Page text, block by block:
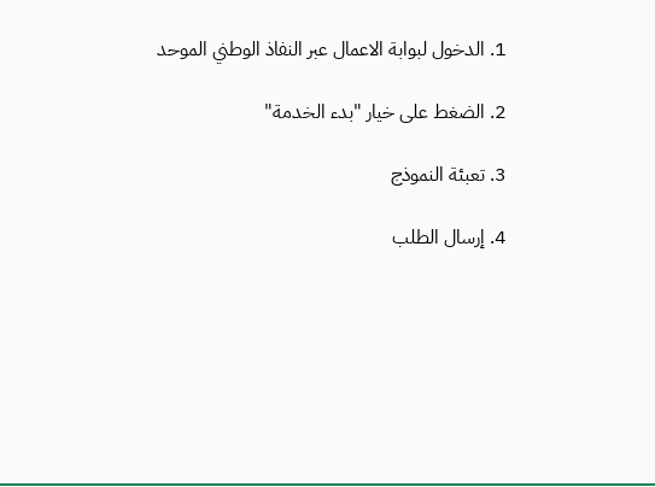
1. الدخول لبوابة الاعمال عبر النفاذ الوطني الموحد
2. الضغط على خيار "بدء الخدمة"
3. تعبئة النموذج
4. إرسال الطلب